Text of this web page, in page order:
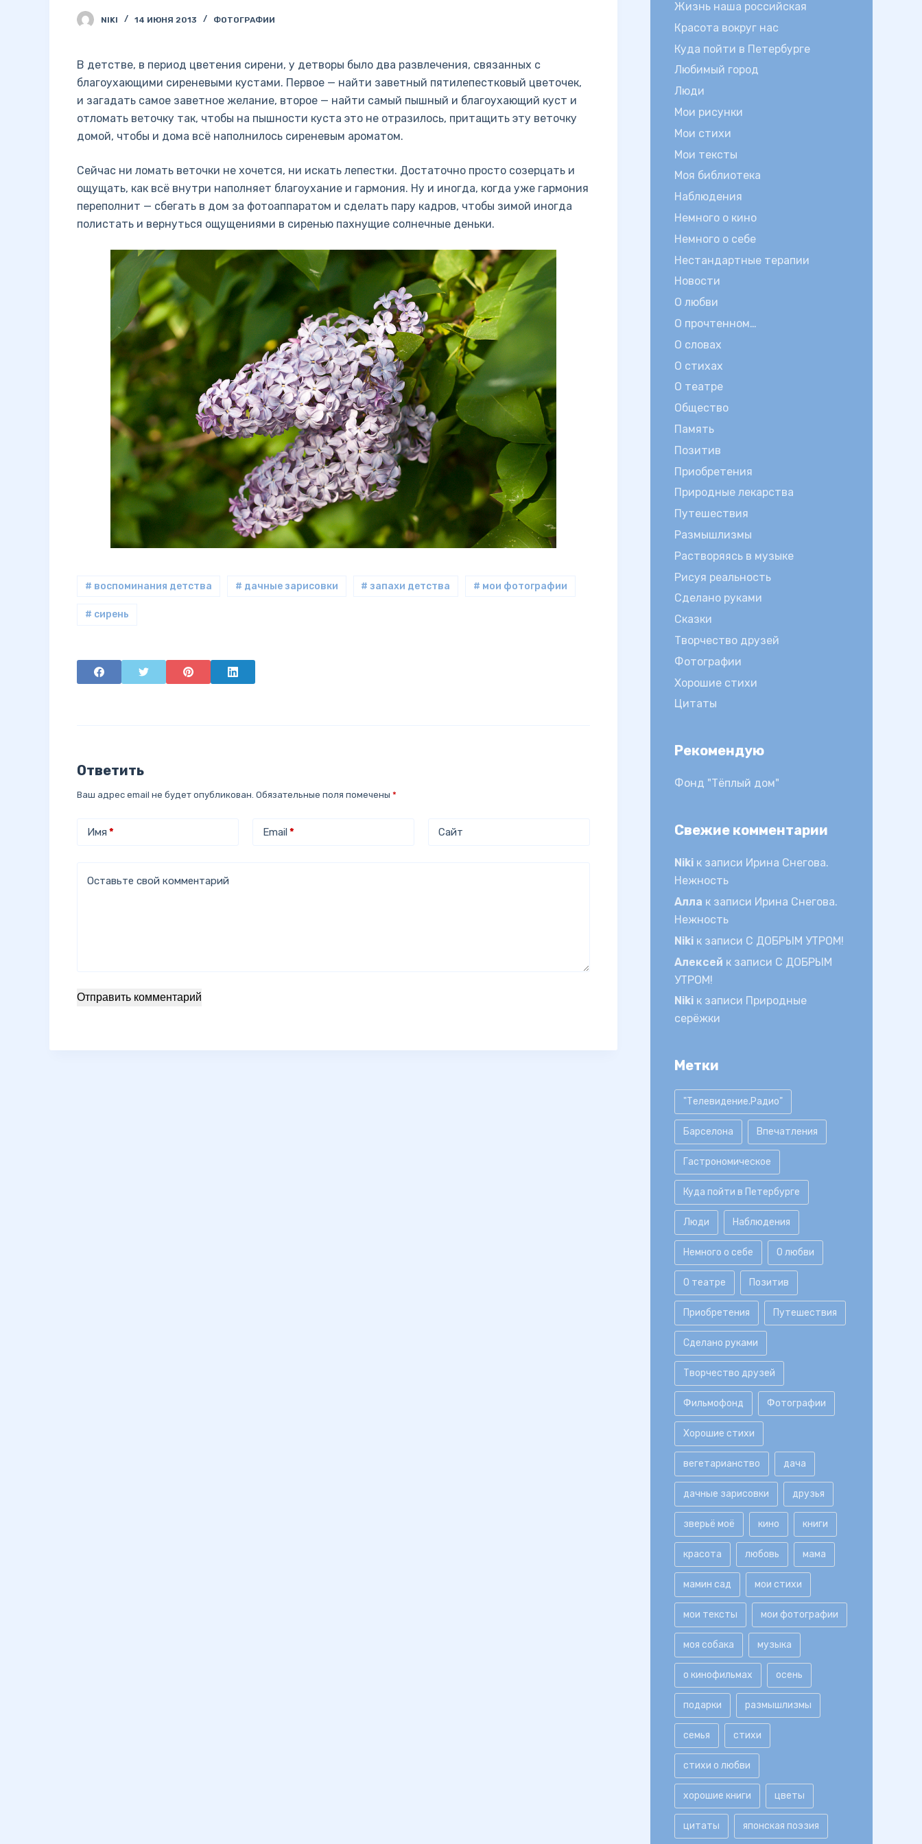
NIKI 14 ИЮНЯ 2013 ФОТОГРАФИИ
В детстве, в период цветения сирени, у детворы было два развлечения, связанных с
благоухающими сиреневыми кустами. Первое — найти заветный пятилепестковый цветочек,
и загадать самое заветное желание, второе — найти самый пышный и благоухающий куст и
отломать веточку так, чтобы на пышности куста это не отразилось, притащить эту веточку
домой, чтобы и дома всё наполнилось сиреневым ароматом.
Сейчас ни ломать веточки не хочется, ни искать лепестки. Достаточно просто созерцать и
ощущать, как всё внутри наполняет благоухание и гармония. Ну и иногда, когда уже гармония
переполнит — сбегать в дом за фотоаппаратом и сделать пару кадров, чтобы зимой иногда
полистать и вернуться ощущениями в сиренью пахнущие солнечные деньки.
# воспоминания детства # дачные зарисовки # запахи детства # мои фотографии
# сирень
Ответить
Ваш адрес email не будет опубликован. Обязательные поля помечены *
Имя * Email* Сайт
Оставьте свой комментарий
Отправить комментарий
Жизнь наша российская
Красота вокруг нас
Куда пойти в Петербурге
Любимый город
Люди
Мои рисунки
Мои стихи
Мои тексты
Моя библиотека
Наблюдения
Немного о кино
Немного о себе
Нестандартные терапии
Новости
О любви
О прочтенном…
О словах
О стихах
О театре
Общество
Память
Позитив
Приобретения
Природные лекарства
Путешествия
Размышлизмы
Растворяясь в музыке
Рисуя реальность
Сделано руками
Сказки
Творчество друзей
Фотографии
Хорошие стихи
Цитаты
Рекомендую
Фонд "Тёплый дом"
Свежие комментарии
Niki к записи Ирина Снегова.
Нежность
Алла к записи Ирина Снегова.
Нежность
Niki к записи С ДОБРЫМ УТРОМ!
Алексей к записи С ДОБРЫМ
УТРОМ!
Niki к записи Природные
серёжки
Метки
"Телевидение.Радио"
Барселона Впечатления
Гастрономическое
Куда пойти в Петербурге
Люди Наблюдения
Немного о себе О любви
О театре Позитив
Приобретения Путешествия
Сделано руками
Творчество друзей
Фильмофонд Фотографии
Хорошие стихи
вегетарианство дача
дачные зарисовки друзья
зверьё моё кино книги
красота любовь мама
мамин сад мои стихи
мои тексты мои фотографии
моя собака музыка
о кинофильмах осень
подарки размышлизмы
семья стихи
стихи о любви
хорошие книги цветы
цитаты японская поэзия